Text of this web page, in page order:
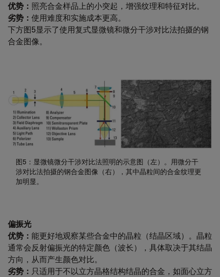
优势： 照亮合金样品上的小突起，增强纹理和特征对比。
劣势： 使用难度和实施成本更高。
下方图5显示了使用复式显微镜和微分干涉对比法拍摄的钢
合金图像。
图5：显微镜微分干涉对比法照明的示意图（左）。用微分干
涉对比法拍摄的钢合金图像（右），其中晶粒间的合金纹理更
加明显。
偏振光
优势： 能更好地观察某些合金中的晶粒（结晶区域）。晶粒
通常会反射偏振光的特定颜色（波长），具体取决于其结晶
方向，从而产生颜色对比。
劣势： 只适用于不以立方晶格结构结晶的合金，如面心立方